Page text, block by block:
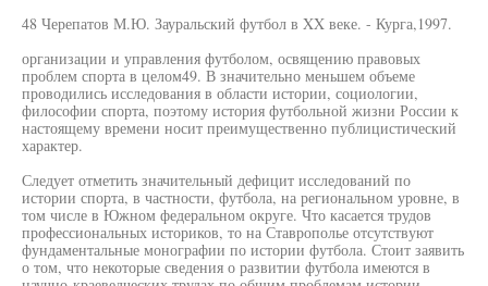
48 Черепатов М.Ю. Зауральский футбол в XX веке. - Курга,1997.
организации и управления футболом, освящению правовых
проблем спорта в целом49. В значительно меньшем объеме
проводились исследования в области истории, социологии,
философии спорта, поэтому история футбольной жизни России к
настоящему времени носит преимущественно публицистический
характер.
Следует отметить значительный дефицит исследований по
истории спорта, в частности, футбола, на региональном уровне, в
том числе в Южном федеральном округе. Что касается трудов
профессиональных историков, то на Ставрополье отсутствуют
фундаментальные монографии по истории футбола. Стоит заявить
о том, что некоторые сведения о развитии футбола имеются в